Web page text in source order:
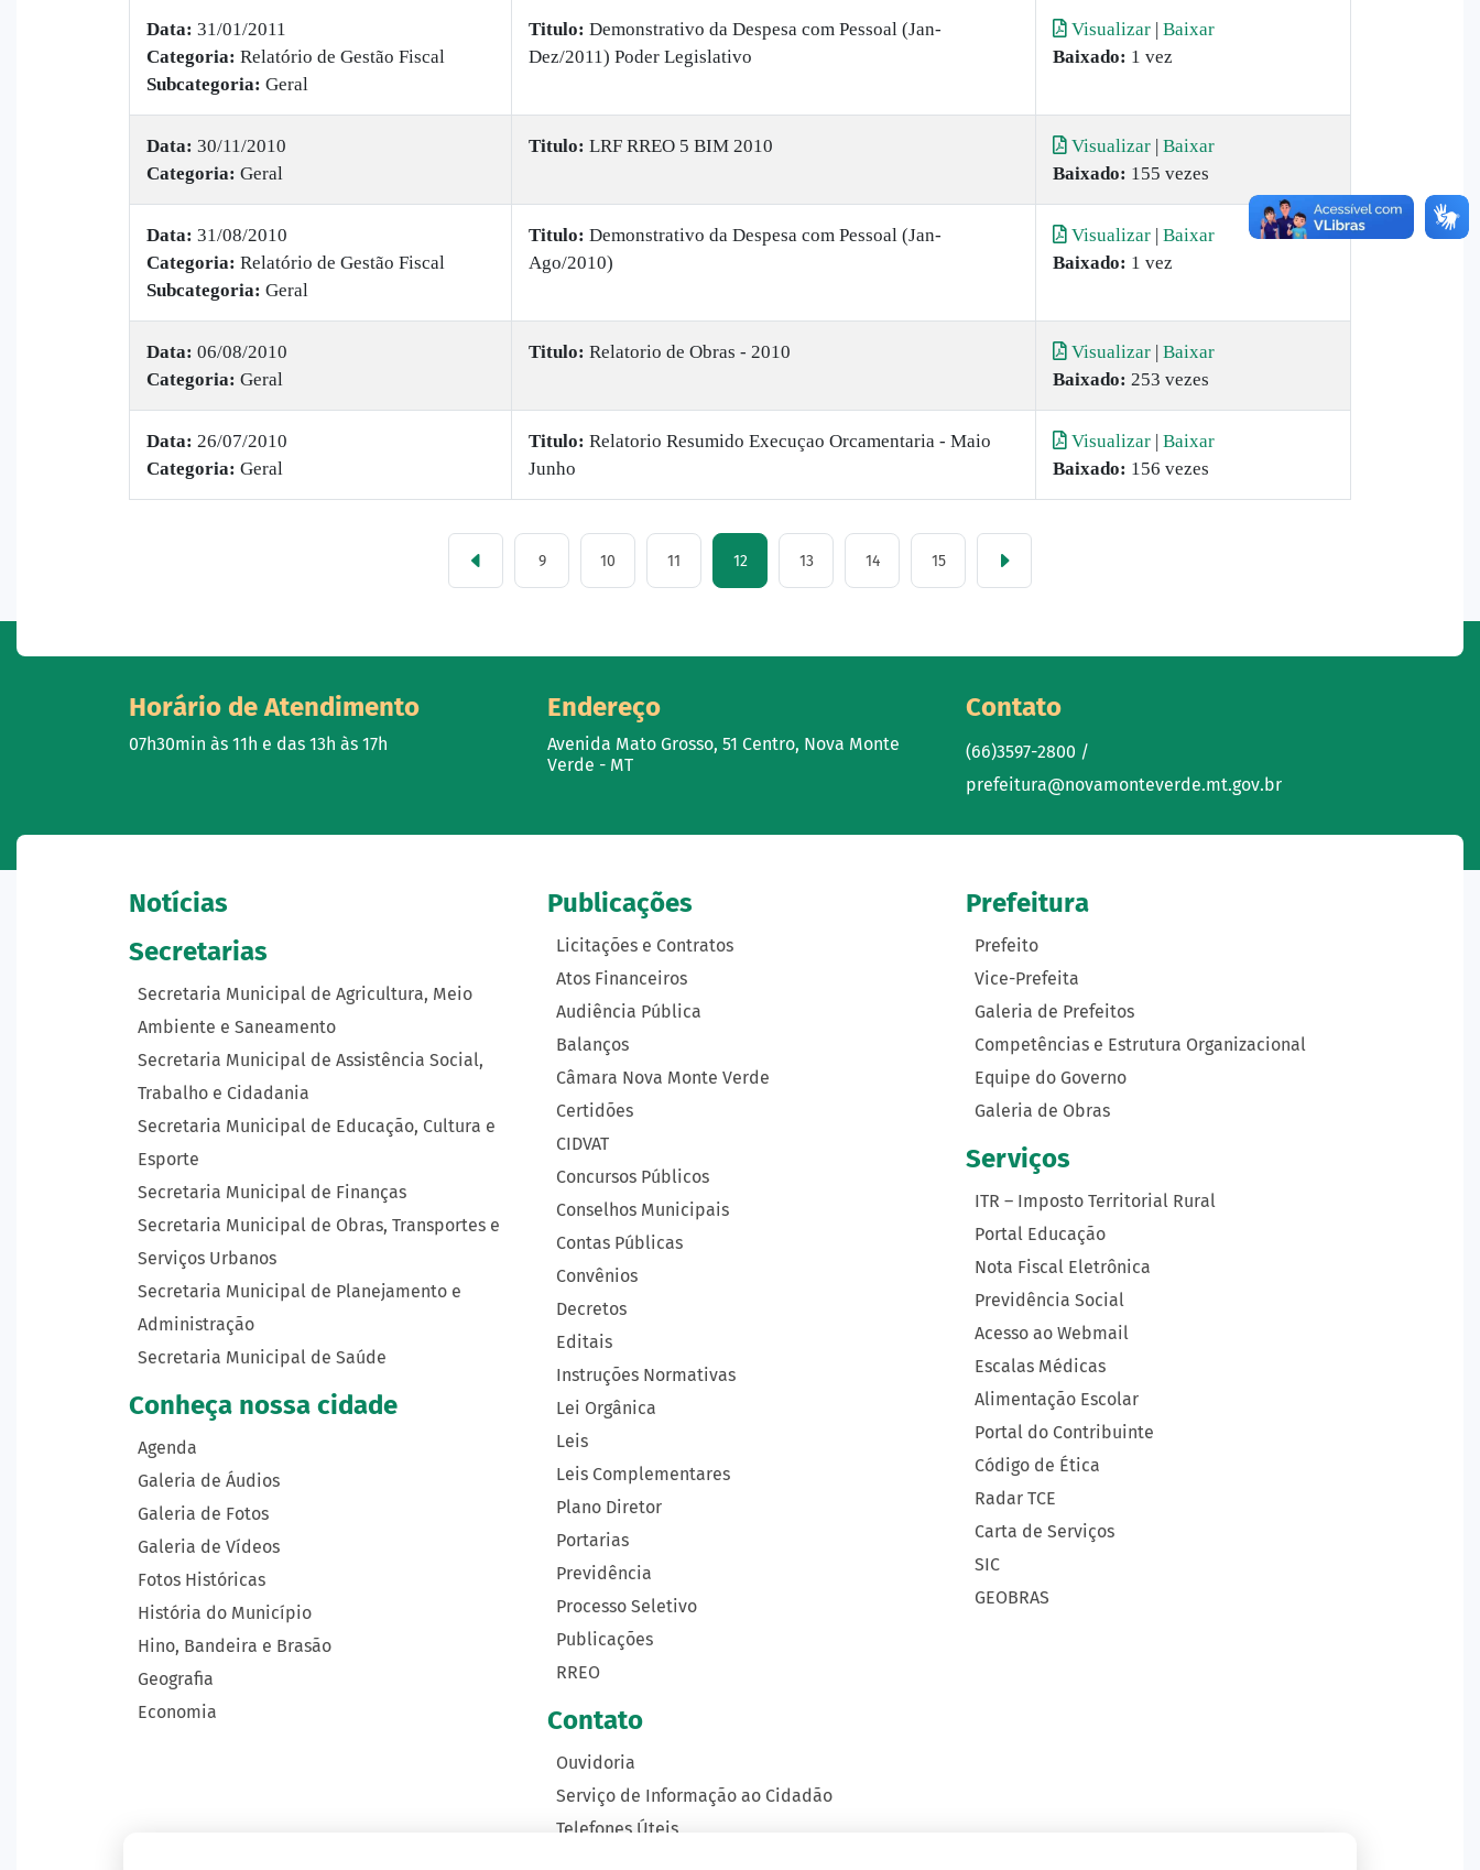
Data: 31/01/2011
Categoria: Relatório de Gestão Fiscal
Subcategoria: Geral
Titulo: Demonstrativo da Despesa com Pessoal (Jan-
Dez/2011) Poder Legislativo
Visualizar | Baixar
Baixado: 1 vez
Data: 30/11/2010
Categoria: Geral
Titulo: LRF RREO 5 BIM 2010 Visualizar | Baixar
Baixado: 155 vezes
Data: 31/08/2010
Categoria: Relatório de Gestão Fiscal
Subcategoria: Geral
Titulo: Demonstrativo da Despesa com Pessoal (Jan-
Ago/2010)
Visualizar | Baixar
Baixado: 1 vez
Data: 06/08/2010
Categoria: Geral
Titulo: Relatorio de Obras - 2010 Visualizar | Baixar
Baixado: 253 vezes
Data: 26/07/2010
Categoria: Geral
Titulo: Relatorio Resumido Execuçao Orcamentaria - Maio
Junho
Visualizar | Baixar
Baixado: 156 vezes
9 10 11 12 13 14 15
Horário de Atendimento
07h30min às 11h e das 13h às 17h
Endereço
Avenida Mato Grosso, 51 Centro, Nova Monte
Verde - MT
Contato
(66)3597-2800 /
prefeitura@novamonteverde.mt.gov.br
Notícias
Secretarias
Secretaria Municipal de Agricultura, Meio
Ambiente e Saneamento
Secretaria Municipal de Assistência Social,
Trabalho e Cidadania
Secretaria Municipal de Educação, Cultura e
Esporte
Secretaria Municipal de Finanças
Secretaria Municipal de Obras, Transportes e
Serviços Urbanos
Secretaria Municipal de Planejamento e
Administração
Secretaria Municipal de Saúde
Conheça nossa cidade
Agenda
Galeria de Áudios
Galeria de Fotos
Galeria de Vídeos
Fotos Históricas
História do Município
Hino, Bandeira e Brasão
Geografia
Economia
Publicações
Licitações e Contratos
Atos Financeiros
Audiência Pública
Balanços
Câmara Nova Monte Verde
Certidões
CIDVAT
Concursos Públicos
Conselhos Municipais
Contas Públicas
Convênios
Decretos
Editais
Instruções Normativas
Lei Orgânica
Leis
Leis Complementares
Plano Diretor
Portarias
Previdência
Processo Seletivo
Publicações
RREO
Contato
Ouvidoria
Serviço de Informação ao Cidadão
Telefones Úteis
Prefeitura
Prefeito
Vice-Prefeita
Galeria de Prefeitos
Competências e Estrutura Organizacional
Equipe do Governo
Galeria de Obras
Serviços
ITR – Imposto Territorial Rural
Portal Educação
Nota Fiscal Eletrônica
Previdência Social
Acesso ao Webmail
Escalas Médicas
Alimentação Escolar
Portal do Contribuinte
Código de Ética
Radar TCE
Carta de Serviços
SIC
GEOBRAS